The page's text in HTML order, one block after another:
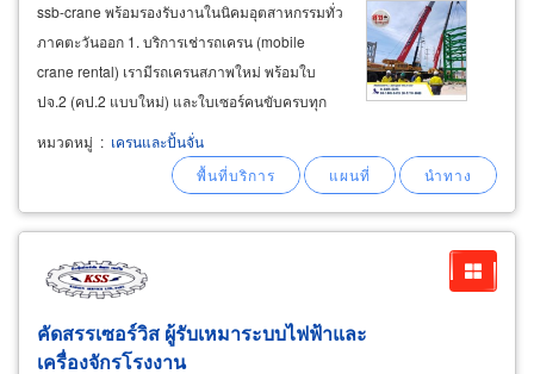
ssb-crane พร้อมรองรับงานในนิคมอุตสาหกรรมทั่ว
ภาคตะวันออก 1. บริการเช่ารถเครน (mobile
crane rental) เรามีรถเครนสภาพใหม่ พร้อมใบ
ปจ.2 (คป.2 แบบใหม่) และใบเซอร์คนขับครบทุก
คัน รองรับงาน safety 100% รถเครนใหญ่ (heavy
lifting): ขนาด 100 - 500 ตัน สำหรับงานยก
เครื่องจักรใหญ่, ติดตั้งโครงสร้างโรงงาน
หมวดหมู่ : เครนและปั้นจั่น
คัดสรรเซอร์วิส ผู้รับเหมาระบบไฟฟ้าและ
เครื่องจักรโรงงาน